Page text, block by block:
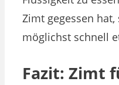
Zimt gegessen
möglichst schnell
Fazit: Zimt